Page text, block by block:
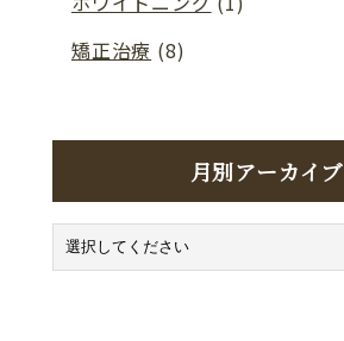
矯正治療 (8)
月別アーカイブ